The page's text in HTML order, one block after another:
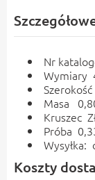
Nr
Wymiary
Masa
Kruszec
Próba
Wysyłka:
Koszty